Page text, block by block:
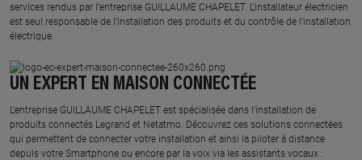
services rendus par l’entreprise GUILLAUME CHAPELET. L’installateur électricien
est seul responsable de l’installation des produits et du contrôle de l’installation
électrique.
UN EXPERT EN MAISON CONNECTÉE
L’entreprise GUILLAUME CHAPELET est spécialisée dans l’installation de
produits connectés Legrand et Netatmo. Découvrez ces solutions connectées
qui permettent de connecter votre installation et ainsi la piloter à distance
depuis votre Smartphone ou encore par la voix via les assistants vocaux :